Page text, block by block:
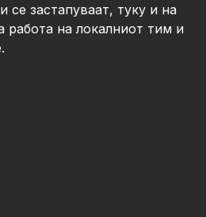
се застапуваат, туку и на
работа на локалниот тим и